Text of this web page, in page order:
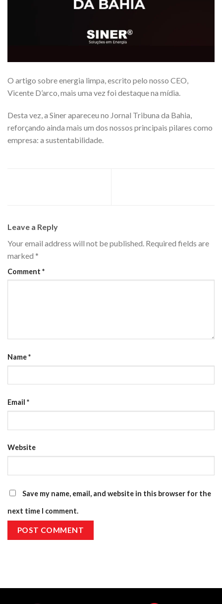
O artigo sobre energia limpa, escrito pelo nosso CEO,
Vicente D’arco, mais uma vez foi destaque na mídia.
Desta vez, a Siner apareceu no Jornal Tribuna da Bahia,
reforçando ainda mais um dos nossos principais pilares como
empresa: a sustentabilidade.
Leave a Reply
Your email address will not be published. Required fields are
marked *
Comment *
Name*
Email *
Website
Save my name, email, and website in this browser for the
next time I comment.